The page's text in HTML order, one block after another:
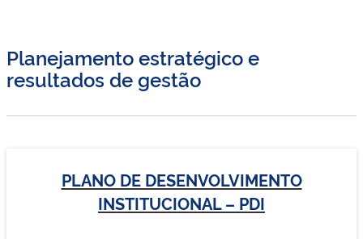
Planejamento estratégico e
resultados de gestão
PLANO DE DESENVOLVIMENTO
INSTITUCIONAL – PDI